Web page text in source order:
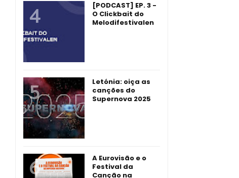
[PODCAST] EP. 3 -
O Clickbait do
Melodifestivalen
Letónia: oiça as
canções do
Supernova 2025
A Eurovisão e o
Festival da
Canção na